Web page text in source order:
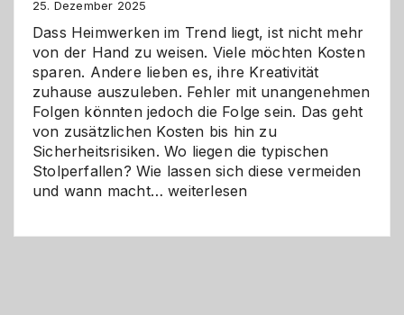
Zukunft
25. Dezember 2025
Dass Heimwerken im Trend liegt, ist nicht mehr
von der Hand zu weisen. Viele möchten Kosten
sparen. Andere lieben es, ihre Kreativität
zuhause auszuleben. Fehler mit unangenehmen
Folgen könnten jedoch die Folge sein. Das geht
von zusätzlichen Kosten bis hin zu
Sicherheitsrisiken. Wo liegen die typischen
Stolperfallen? Wie lassen sich diese vermeiden
und wann macht…Selber
weiterlesen